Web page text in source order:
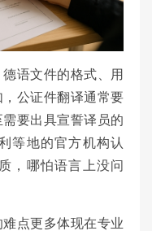
语文件的格式、用
公证件翻译通常要
要出具宣誓译员的
等地的官方机构认
，哪怕语言上没问
难点更多体现在专业